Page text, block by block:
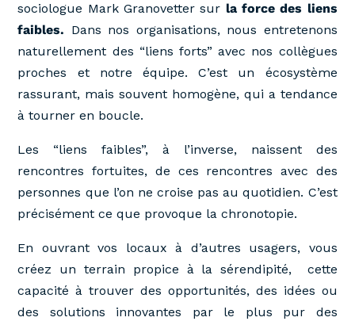
sociologue Mark Granovetter sur la force des liens
faibles. Dans nos organisations, nous entretenons
naturellement des “liens forts” avec nos collègues
proches et notre équipe. C’est un écosystème
rassurant, mais souvent homogène, qui a tendance
à tourner en boucle.
Les “liens faibles”, à l’inverse, naissent des
rencontres fortuites, de ces rencontres avec des
personnes que l’on ne croise pas au quotidien. C’est
précisément ce que provoque la chronotopie.
En ouvrant vos locaux à d’autres usagers, vous
créez un terrain propice à la sérendipité, cette
capacité à trouver des opportunités, des idées ou
des solutions innovantes par le plus pur des